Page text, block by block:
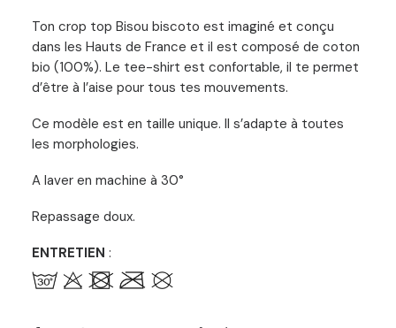
Ton crop top Bisou biscoto est imaginé et conçu
dans les Hauts de France et il est composé de coton
bio (100%). Le tee-shirt est confortable, il te permet
d’être à l’aise pour tous tes mouvements.
Ce modèle est en taille unique. Il s’adapte à toutes
les morphologies.
A laver en machine à 30°
Repassage doux.
ENTRETIEN :